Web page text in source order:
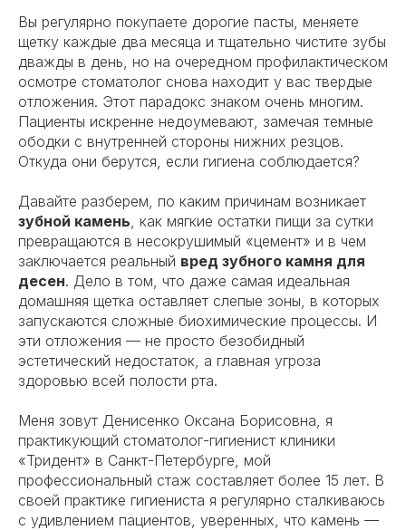
Вы регулярно покупаете дорогие пасты, меняете
щетку каждые два месяца и тщательно чистите зубы
дважды в день, но на очередном профилактическом
осмотре стоматолог снова находит у вас твердые
отложения. Этот парадокс знаком очень многим.
Пациенты искренне недоумевают, замечая темные
ободки с внутренней стороны нижних резцов.
Откуда они берутся, если гигиена соблюдается?
Давайте разберем, по каким причинам возникает
зубной камень, как мягкие остатки пищи за сутки
превращаются в несокрушимый «цемент» и в чем
заключается реальный вред зубного камня для
десен. Дело в том, что даже самая идеальная
домашняя щетка оставляет слепые зоны, в которых
запускаются сложные биохимические процессы. И
эти отложения — не просто безобидный
эстетический недостаток, а главная угроза
здоровью всей полости рта.
Меня зовут Денисенко Оксана Борисовна, я
практикующий стоматолог-гигиенист клиники
«Тридент» в Санкт-Петербурге, мой
профессиональный стаж составляет более 15 лет. В
своей практике гигиениста я регулярно сталкиваюсь
с удивлением пациентов, уверенных, что камень —